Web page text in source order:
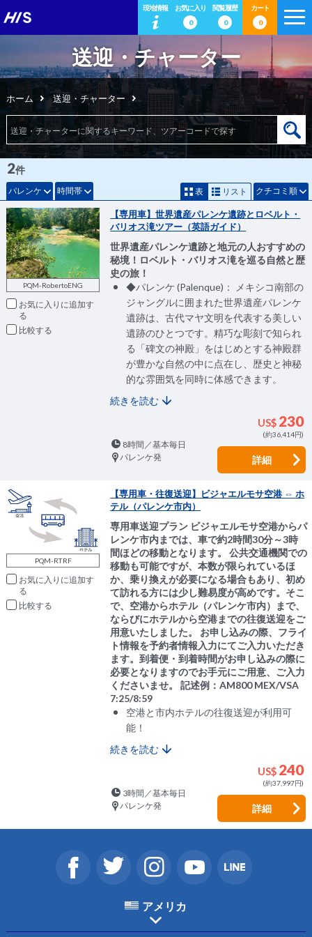
現地情報
お気に入り
0
閲覧履歴
0
カート
0
送迎・チャーター
ホーム 送迎・チャーター
パレンケ 時間帯
2件
表 リスト クチコミ順
PQM-RobertoENG
お気に入りに追加
比較
【専用車】世界遺産パレンケ遺跡とロベルト・
バリオス滝ツアー（英語ガイド）
世界遺産パレンケ遺跡と地元の人おすすめの
秘境！ロベルト・バリオス滝を巡る自然と歴
史の旅！
◆パレンケ (Palenque)： メキシコ南部の
ジャングルに囲まれた世界遺産パレンケ
遺跡は、古代マヤ文明を代表する美しい
遺跡のひとつです。精巧な彫刻で知られ
る「碑文の神殿」をはじめとする神殿群
が豊かな自然の中に点在し、歴史と神秘
的な雰囲気を同時に体感できます。
続きを読む
US$ 230
(約36,414円)
8時間／基本毎日
パレンケ発
詳細
PQM-RTRF
お気に入りに追加
比較
【専用車・往復送迎】ビジャエルモサ空港 ⇔ ホ
テル（パレンケ市内）
専用車送迎プラン ビジャエルモサ空港からパ
レンケ市内までは、車で約2時間30分～3時
間ほどの移動となります。 公共交通機関での
移動も可能ですが、本数が限られているほ
か、乗り換えが必要になる場合もあり、初め
て訪れる方には少し難易度が高めです。そこ
で、空港からホテル（パレンケ市内）まで、
ならびにホテルから空港までの往復送迎をご
用意いたしました。 お申し込みの際、フライ
ト情報を予約者情報入力にてご入力いただき
ます。到着便・到着時間がお申し込みの際に
必要となりますのでお手元にご用意、ご入力
くださいませ。 記述例：AM800 MEX/VSA
7:25/8:59
空港と市内ホテルの往復送迎が利用可
能！
続きを読む
US$ 240
(約37,997円)
3時間／基本毎日
パレンケ発
詳細
アメリカ